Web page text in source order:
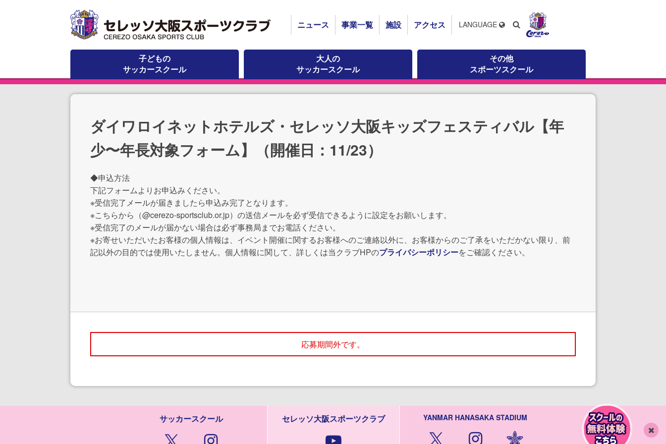
ニュース 事業一覧 施設 アクセス
子どもの
サッカースクール
大人の
サッカースクール
その他
スポーツスクール
LANGUAGE
ダイワロイネットホテルズ・セレッソ大阪キッズフェスティバル【年
少〜年長対象フォーム】（開催日：11/23）
◆申込方法
下記フォームよりお申込みください。
※受信完了メールが届きましたら申込み完了となります。
※こちらから（@cerezo-sportsclub.or.jp）の送信メールを必ず受信できるように設定をお願いします。
※受信完了のメールが届かない場合は必ず事務局までお電話ください。
※お寄せいただいたお客様の個人情報は、イベント開催に関するお客様へのご連絡以外に、お客様からのご了承をいただかない限り、前
記以外の目的では使用いたしません。個人情報に関して、詳しくは当クラブHPのプライバシーポリシーをご確認ください。
応募期間外です。
サッカースクール セレッソ大阪スポーツクラブ YANMAR HANASAKA STADIUM